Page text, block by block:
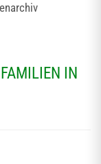
IN